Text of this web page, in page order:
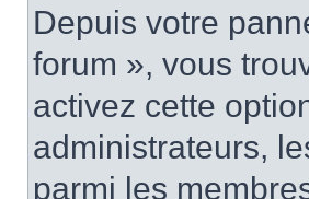
Depuis votre
forum », vous
activez cette
administrateurs,
parmi les